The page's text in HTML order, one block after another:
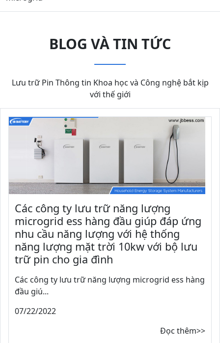
BLOG VÀ TIN TỨC
Lưu trữ Pin Thông tin Khoa học và Công nghệ bắt kịp
với thế giới
Các công ty lưu trữ năng lượng
microgrid ess hàng đầu giúp đáp ứng
nhu cầu năng lượng với hệ thống
năng lượng mặt trời 10kw với bộ lưu
trữ pin cho gia đình
Các công ty lưu trữ năng lượng microgrid ess hàng
đầu giú...
07/22/2022
Đọc thêm>>